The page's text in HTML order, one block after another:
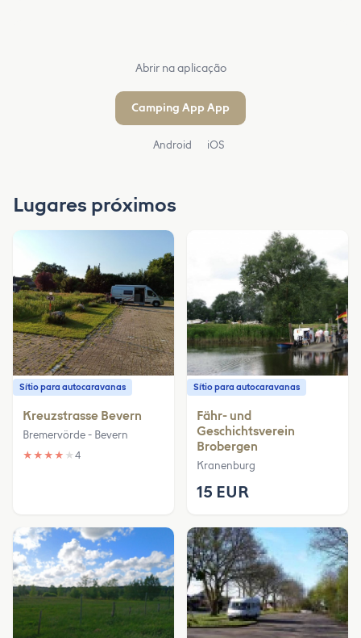
Abrir na aplicação
Camping App App
Android iOS
Lugares próximos
Sítio para autocaravanas
Kreuzstrasse Bevern
Bremervörde - Bevern
★ ★ ★ ★ ★ 4
Sítio para autocaravanas
Fähr- und
Geschichtsverein
Brobergen
Kranenburg
15 EUR